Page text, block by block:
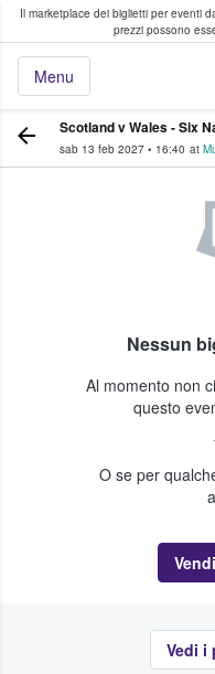
Il marketplace dei biglietti per eventi
prezzi possono
Menu
fan comprano e
Scotland v Wales - Six
sab 13 feb 2027 • 16:40 at
Nessun
Al momento non
questo
O se per
Vedi i